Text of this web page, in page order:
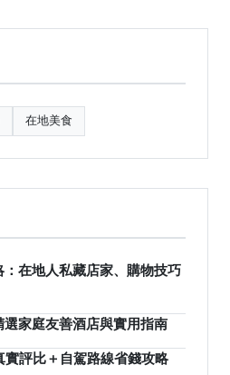
在地美食
在地人私藏店家、購物技巧
家庭友善酒店與實用指南
實評比＋自駕路線省錢攻略